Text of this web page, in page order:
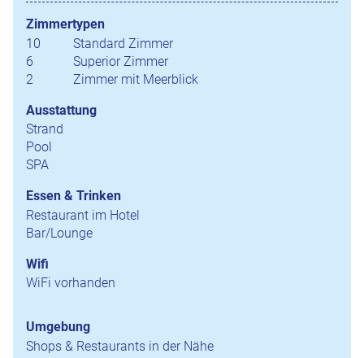
Zimmertypen
10
Standard Zimmer
6
Superior Zimmer
2
Zimmer mit Meerblick
Ausstattung
Strand
Pool
SPA
Essen & Trinken
Restaurant im Hotel
Bar/Lounge
Wifi
WiFi vorhanden
Umgebung
Shops & Restaurants in der Nähe